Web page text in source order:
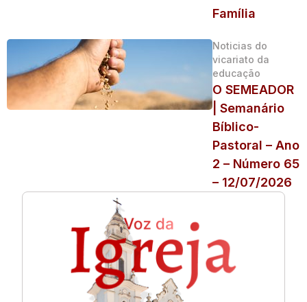
Família
Noticias do
vicariato da
educação
O SEMEADOR
| Semanário
Bíblico-
Pastoral – Ano
2 – Número 65
– 12/07/2026